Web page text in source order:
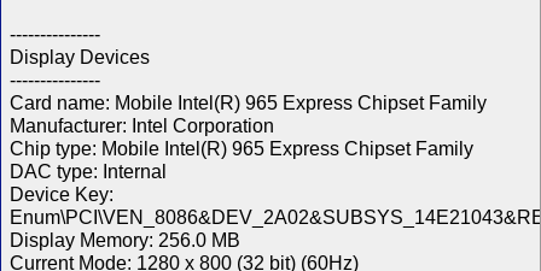
---------------
Display Devices
---------------
Card name: Mobile Intel(R) 965 Express Chipset Family
Manufacturer: Intel Corporation
Chip type: Mobile Intel(R) 965 Express Chipset Family
DAC type: Internal
Device Key:
Display Memory: 256.0 MB
Current Mode: 1280 x 800 (32 bit) (60Hz)